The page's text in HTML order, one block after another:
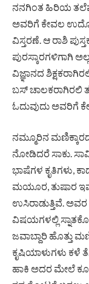
ನನಗಿಂತ ಹಿರಿಯ
ಅವರಿಗೆ ಕೇವಲ
ವಿಸ್ತರಣೆ. ಆ ರಾಶಿ
ಪುರಸ್ಕಾರಗಳಿಗಾಗಿ
ವಿಜ್ಞಾನದ
ಬಸ್ ಚಾಲಕರಾಗಿರಲಿ
ಓದುವುದು ಅವರಿಗೆ
ನಮ್ಮೂರಿನ
ನೋಡಿದರೆ ಸಾಕು.
ಭಾಷೆಗಳ ಕೃತಿಗಳು,
ಮಯೂರ, ತುಷಾರ
ಉಸಿರಾಡುತ್ತಿವೆ. ಅವರ
ವಿಷಯಗಳಲ್ಲಿ
ಜವಾಬ್ದಾರಿ
ಕೃಷಿಯಾಳುಗಳು ಕಳೆ
ಹಾಕಿ ಅದರ ಮೇಲೆ